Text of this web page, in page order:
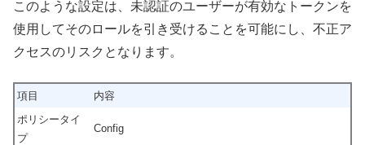
このような設定は、未認証のユーザーが有効なトークンを
使用してそのロールを引き受けることを可能にし、不正ア
クセスのリスクとなります。
項目
内容
ポリシータイ
プ
Config